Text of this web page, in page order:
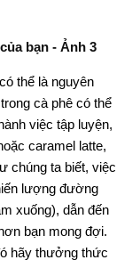
thể là nguyên
cà phê có thể
việc tập luyện,
caramel latte,
chúng ta biết, việc
lượng đường
xuống), dẫn đến
bạn mong đợi.
hãy thưởng thức